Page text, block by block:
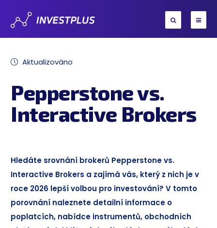
Aktualizováno
Pepperstone vs.
Interactive Brokers
Hledáte srovnání brokerů Pepperstone vs.
Interactive Brokers a zajímá vás, který z nich je v
roce 2026 lepší volbou pro investování? V tomto
porovnání naleznete detailní informace o
poplatcích, nabídce instrumentů, obchodních